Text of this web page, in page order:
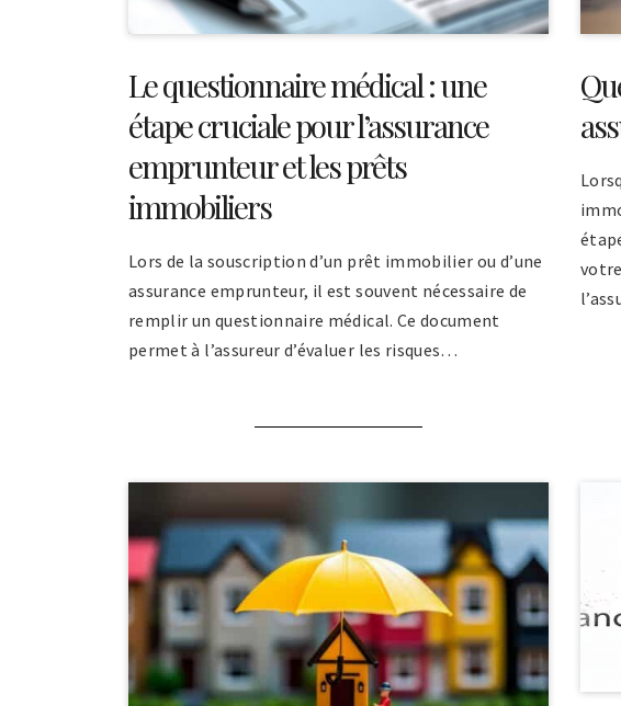
Le questionnaire médical : une
étape cruciale pour l’assurance
emprunteur et les prêts
immobiliers
Lors de la souscription d’un prêt immobilier ou d’une
assurance emprunteur, il est souvent nécessaire de
remplir un questionnaire médical. Ce document
permet à l’assureur d’évaluer les risques…